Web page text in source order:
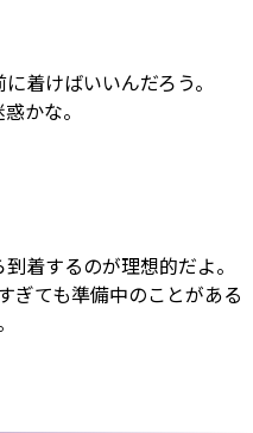
着けばいいんだろう。
かな。
着するのが理想的だよ。
ぎても準備中のことがある